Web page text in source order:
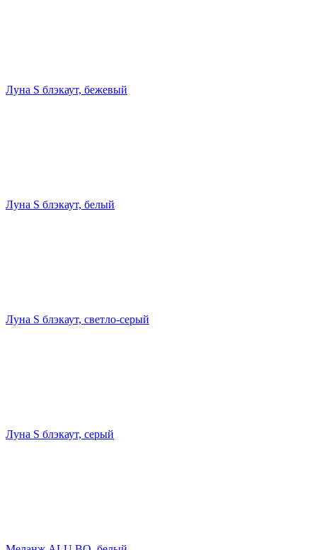
Луна S блэкаут, бежевый
Луна S блэкаут, белый
Луна S блэкаут, светло-серый
Луна S блэкаут, серый